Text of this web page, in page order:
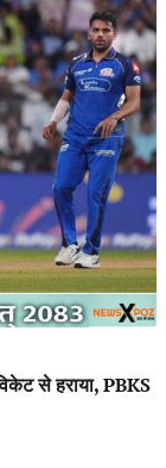
से हराया, PBKS